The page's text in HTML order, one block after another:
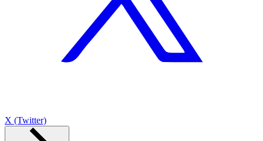
X (Twitter)